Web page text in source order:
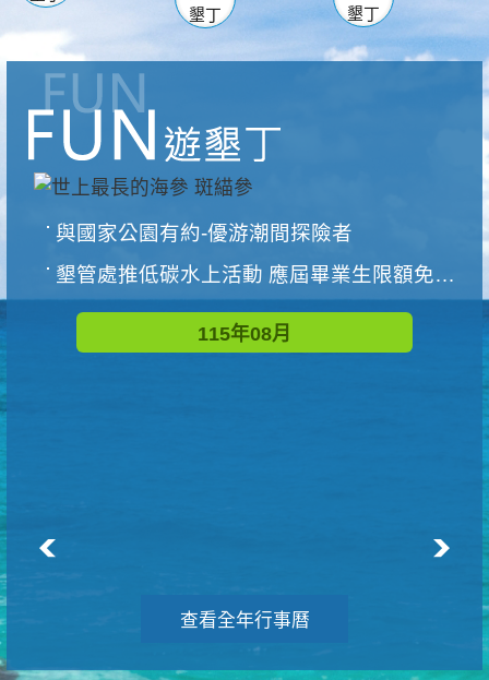
墾丁
墾丁
與國家公園有約-優游潮間探險者
墾管處推低碳水上活動 應屆畢業生限額免費參加
115年08月
查看全年行事曆